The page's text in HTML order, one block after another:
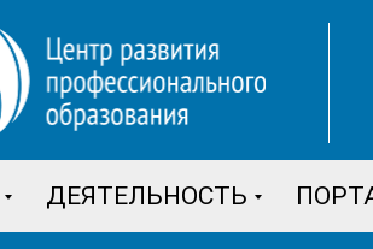
ДЕЯТЕЛЬНОСТЬ